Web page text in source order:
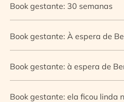
Book gestante: 30 semanas
Book gestante: À espera de
Book gestante: à espera de
Book gestante: ela ficou linda